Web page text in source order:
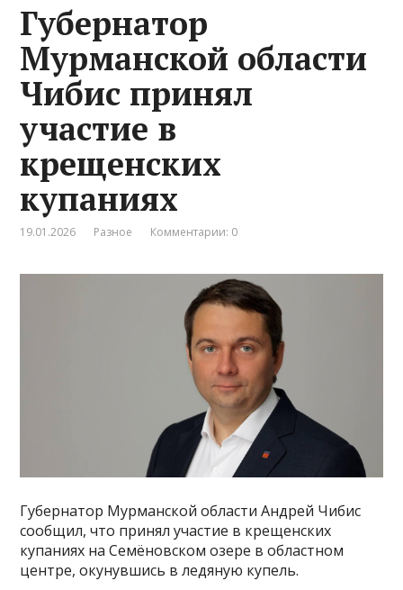
Губернатор
Мурманской области
Чибис принял
участие в
крещенских
купаниях
19.01.2026 Разное Комментарии: 0
Губернатор Мурманской области Андрей Чибис
сообщил, что принял участие в крещенских
купаниях на Семёновском озере в областном
центре, окунувшись в ледяную купель.